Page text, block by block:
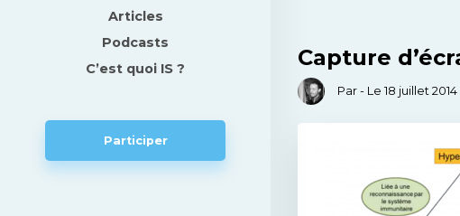
Articles
Podcasts
C’est quoi IS ?
Participer
Capture
Par - Le 18 juillet 2014